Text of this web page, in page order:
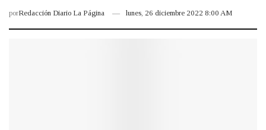
porRedacción Diario La Página lunes, 26 diciembre 2022 8:00 AM